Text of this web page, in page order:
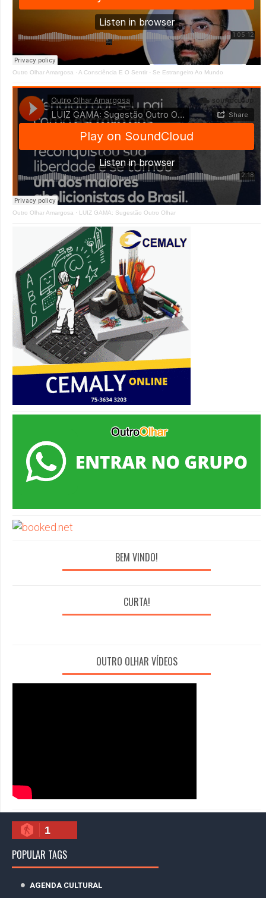
Outro Olhar Amargosa · A Consciência E O Sentir - Se Estrangeiro Ao Mundo
Outro Olhar Amargosa · LUIZ GAMA: Sugestão Outro Olhar
BEM VINDO!
CURTA!
OUTRO OLHAR VÍDEOS
1
POPULAR TAGS
AGENDA CULTURAL